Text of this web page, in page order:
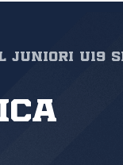
JUNIORI U19